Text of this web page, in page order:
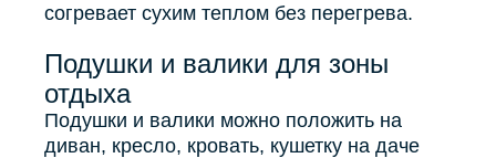
согревает сухим теплом без перегрева.
Подушки и валики для зоны
отдыха
Подушки и валики можно положить на
диван, кресло, кровать, кушетку на даче